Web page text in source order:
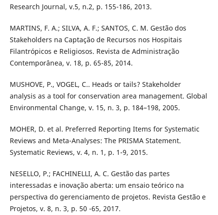
Research Journal, v.5, n.2, p. 155-186, 2013.
MARTINS, F. A.; SILVA, A. F.; SANTOS, C. M. Gestão dos
Stakeholders na Captação de Recursos nos Hospitais
Filantrópicos e Religiosos. Revista de Administração
Contemporânea, v. 18, p. 65-85, 2014.
MUSHOVE, P., VOGEL, C.. Heads or tails? Stakeholder
analysis as a tool for conservation area management. Global
Environmental Change, v. 15, n. 3, p. 184–198, 2005.
MOHER, D. et al. Preferred Reporting Items for Systematic
Reviews and Meta-Analyses: The PRISMA Statement.
Systematic Reviews, v. 4, n. 1, p. 1-9, 2015.
NESELLO, P.; FACHINELLI, A. C. Gestão das partes
interessadas e inovação aberta: um ensaio teórico na
perspectiva do gerenciamento de projetos. Revista Gestão e
Projetos, v. 8, n. 3, p. 50 -65, 2017.